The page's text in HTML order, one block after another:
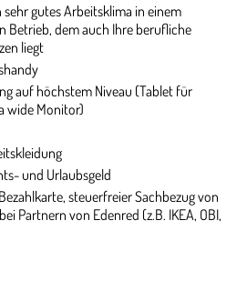
sehr gutes Arbeitsklima in einem
Betrieb, dem auch Ihre berufliche
liegt
auf höchstem Niveau (Tablet für
wide Monitor)
und Urlaubsgeld
steuerfreier Sachbezug von
Partnern von Edenred (z.B. IKEA, OBI,